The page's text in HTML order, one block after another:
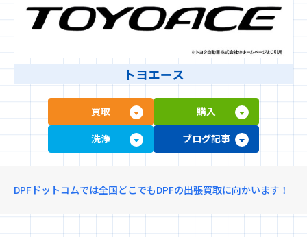
トヨエース
買取
購入
洗浄
ブログ記事
DPFドットコムでは全国どこでもDPFの出張買取に向かいます！